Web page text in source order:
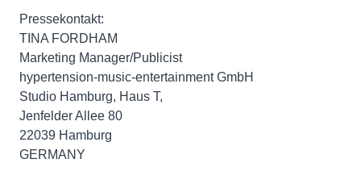
Pressekontakt:
TINA FORDHAM
Marketing Manager/Publicist
hypertension-music-entertainment GmbH
Studio Hamburg, Haus T,
Jenfelder Allee 80
22039 Hamburg
GERMANY